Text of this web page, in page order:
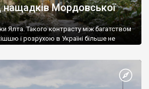
Мордовської
Ялта. Такого контрасту між багатством
і розрухою в Україні більше не